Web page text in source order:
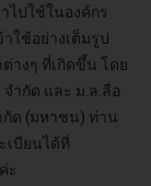
ไปใช้ในองค์กร
ใช้อย่างเต็มรูป
างๆ ที่เกิดขึ้น โดย
ำกัด และ ม.ล.ลือ
กัด (มหาชน) ท่าน
เบียนได้ที่
ค่ะ